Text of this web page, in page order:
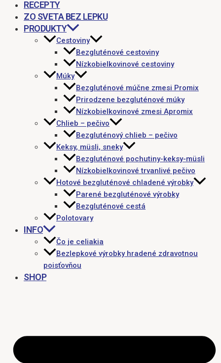
RECEPTY
ZO SVETA BEZ LEPKU
PRODUKTY
Cestoviny
Bezgluténové cestoviny
Nízkobielkovinové cestoviny
Múky
Bezgluténové múčne zmesi Promix
Prirodzene bezgluténové múky
Nízkobielkovinové zmesi Apromix
Chlieb – pečivo
Bezgluténový chlieb – pečivo
Keksy, müsli, sneky
Bezgluténové pochutiny-keksy-müsli
Nízkobielkovinové trvanlivé pečivo
Hotové bezgluténové chladené výrobky
Parené bezgluténové výrobky
Bezgluténové cestá
Polotovary
INFO
Čo je celiakia
Bezlepkové výrobky hradené zdravotnou
poisťovňou
SHOP